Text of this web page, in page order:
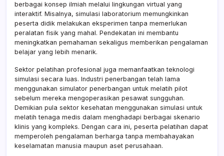
berbagai konsep ilmiah melalui lingkungan virtual yang
interaktif. Misalnya, simulasi laboratorium memungkinkan
peserta didik melakukan eksperimen tanpa memerlukan
peralatan fisik yang mahal. Pendekatan ini membantu
meningkatkan pemahaman sekaligus memberikan pengalaman
belajar yang lebih menarik.
Sektor pelatihan profesional juga memanfaatkan teknologi
simulasi secara luas. Industri penerbangan telah lama
menggunakan simulator penerbangan untuk melatih pilot
sebelum mereka mengoperasikan pesawat sungguhan.
Demikian pula sektor kesehatan menggunakan simulasi untuk
melatih tenaga medis dalam menghadapi berbagai skenario
klinis yang kompleks. Dengan cara ini, peserta pelatihan dapat
memperoleh pengalaman berharga tanpa membahayakan
keselamatan manusia maupun aset perusahaan.